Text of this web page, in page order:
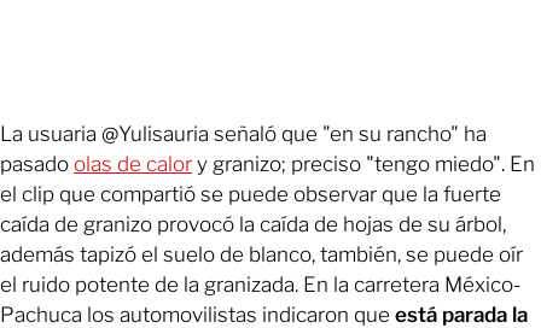
La usuaria @Yulisauria señaló que "en su rancho" ha
pasado olas de calor y granizo; preciso "tengo miedo". En
el clip que compartió se puede observar que la fuerte
caída de granizo provocó la caída de hojas de su árbol,
además tapizó el suelo de blanco, también, se puede oír
el ruido potente de la granizada. En la carretera México-
Pachuca los automovilistas indicaron que está parada la